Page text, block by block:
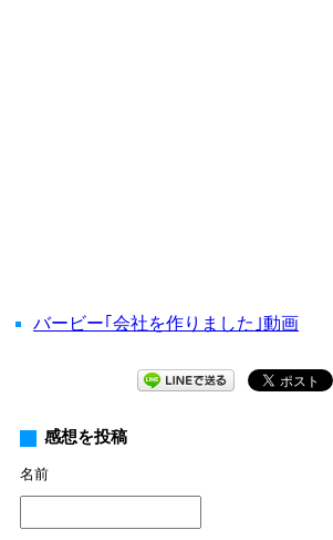
バービー｢会社を作りました｣動画
感想を投稿
名前